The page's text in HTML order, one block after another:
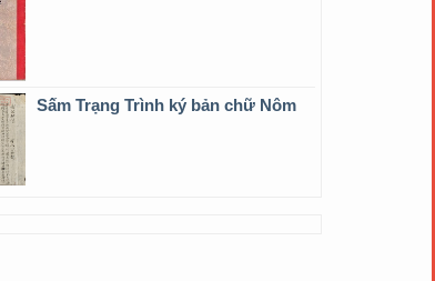
Sấm Trạng Trình ký bản chữ Nôm